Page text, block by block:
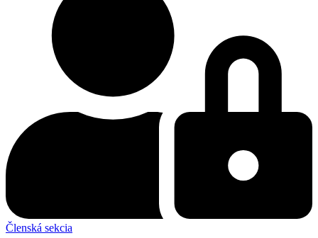
Členská sekcia